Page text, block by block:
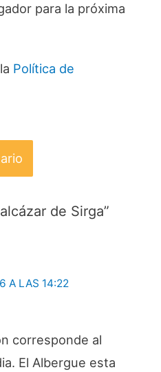
para la próxima
Política de
de Sirga”
A LAS 14:22
corresponde al
El Albergue esta